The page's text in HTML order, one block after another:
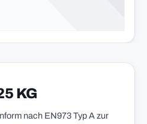
KG
nach EN973 Typ A zur